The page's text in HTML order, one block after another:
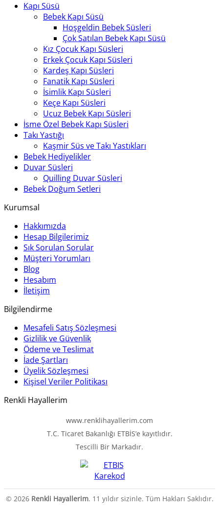
Kapı Süsü
Bebek Kapı Süsü
Hoşgeldin Bebek Süsleri
Çok Satılan Bebek Kapı Süsü
Kız Çocuk Kapı Süsleri
Erkek Çocuk Kapı Süsleri
Kardeş Kapı Süsleri
Fanatik Kapı Süsleri
İsimlik Kapı Süsleri
Keçe Kapı Süsleri
Ucuz Bebek Kapı Süsleri
İsme Özel Bebek Kapı Süsleri
Takı Yastığı
Kaşmir Süs ve Takı Yastıkları
Bebek Hediyelikler
Duvar Süsleri
Quilling Duvar Süsleri
Bebek Doğum Setleri
Kurumsal
Hakkımızda
Hesap Bilgilerimiz
Sık Sorulan Sorular
Müşteri Yorumları
Blog
Hesabım
İletişim
Bilgilendirme
Mesafeli Satış Sözleşmesi
Gizlilik ve Güvenlik
Ödeme ve Teslimat
İade Şartları
Üyelik Sözleşmesi
Kişisel Veriler Politikası
Renkli Hayallerim
www.renklihayallerim.com
T.C. Ticaret Bakanlığı ETBİS’e kayıtlıdır.
Tescilli Bir Markadır.
© 2026 Renkli Hayallerim. 11 yıldır sizinle. Tüm Hakları Saklıdır.